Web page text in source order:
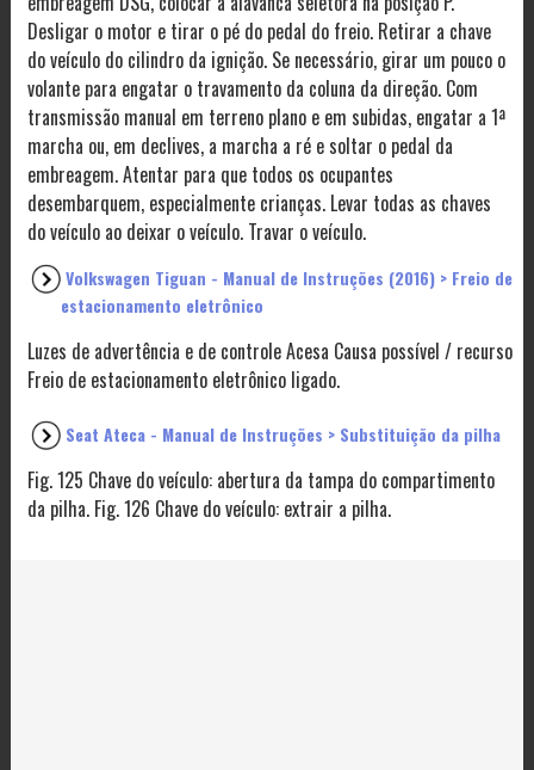
Desligar o motor e tirar o pé do pedal do freio. Retirar a chave
do veículo do cilindro da ignição. Se necessário, girar um pouco o
volante para engatar o travamento da coluna da direção. Com
transmissão manual em terreno plano e em subidas, engatar a 1ª
marcha ou, em declives, a marcha a ré e soltar o pedal da
embreagem. Atentar para que todos os ocupantes
desembarquem, especialmente crianças. Levar todas as chaves
do veículo ao deixar o veículo. Travar o veículo.
Volkswagen Tiguan - Manual de Instruções (2016) > Freio de
estacionamento eletrônico
Luzes de advertência e de controle Acesa Causa possível / recurso
Freio de estacionamento eletrônico ligado.
Seat Ateca - Manual de Instruções > Substituição da pilha
Fig. 125 Chave do veículo: abertura da tampa do compartimento
da pilha. Fig. 126 Chave do veículo: extrair a pilha.